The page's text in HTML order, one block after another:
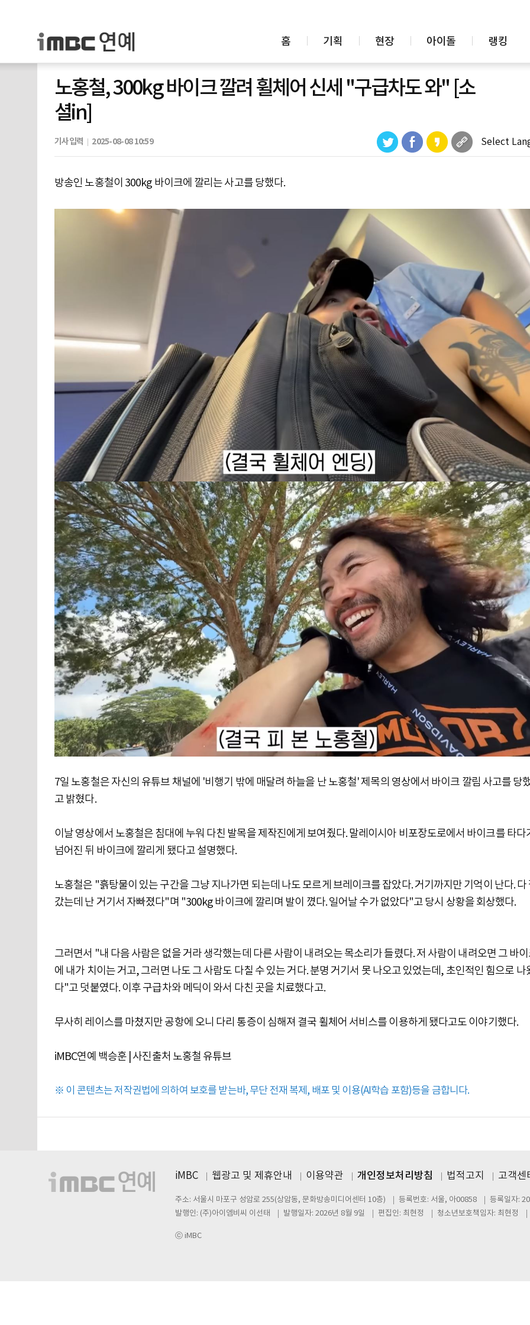
홈 기획 현장 아이돌 랭킹
노홍철, 300kg 바이크 깔려 휠체어 신세 "구급차도 와" [소
셜in]
기사입력 2025-08-08 10:59 Select
방송인 노홍철이 300kg 바이크에 깔리는 사고를 당했다.
7일 노홍철은 자신의 유튜브 채널에 '비행기 밖에 매달려 하늘을 난 노홍철' 제목의 영상에서 바이크 깔림 사고를 당
고 밝혔다.
이날 영상에서 노홍철은 침대에 누워 다친 발목을 제작진에게 보여줬다. 말레이시아 비포장도로에서 바이크를 타다
넘어진 뒤 바이크에 깔리게 됐다고 설명했다.
노홍철은 "흙탕물이 있는 구간을 그냥 지나가면 되는데 나도 모르게 브레이크를 잡았다. 거기까지만 기억이 난다. 다
갔는데 난 거기서 자빠졌다"며 "300kg 바이크에 깔리며 발이 꼈다. 일어날 수가 없았다"고 당시 상황을 회상했다.
그러면서 "내 다음 사람은 없을 거라 생각했는데 다른 사람이 내려오는 목소리가 들렸다. 저 사람이 내려오면 그 바
에 내가 치이는 거고, 그러면 나도 그 사람도 다칠 수 있는 거다. 분명 거기서 못 나오고 있었는데, 초인적인 힘으로 나
다"고 덧붙였다. 이후 구급차와 메딕이 와서 다친 곳을 치료했다고.
무사히 레이스를 마쳤지만 공항에 오니 다리 통증이 심해져 결국 휠체어 서비스를 이용하게 됐다고도 이야기했다.
iMBC연예 백승훈 | 사진출처 노홍철 유튜브
※ 이 콘텐츠는 저작권법에 의하여 보호를 받는바, 무단 전재 복제, 배포 및 이용(AI학습 포함)등을 금합니다.
iMBC 웹광고 및 제휴안내 이용약관 개인정보처리방침 법적고지 고객센
주소: 서울시 마포구 성암로 255(상암동, 문화방송미디어센터 10층) 등록번호: 서울, 아00858
등록일자:
발행인: (주)아이엠비씨 이선태
발행일자: 2026년 8월 9일 편집인: 최현정 청소년보호책임자: 최현정
ⓒ iMBC